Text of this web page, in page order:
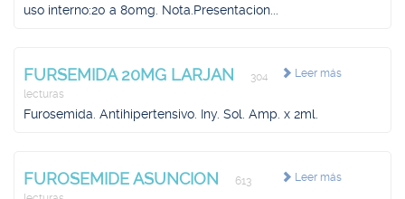
uso interno:20 a 80mg. Nota.Presentacion...
Leer más
FURSEMIDA 20MG LARJAN
304
lecturas
Furosemida. Antihipertensivo. Iny. Sol. Amp. x 2ml.
Leer más
FUROSEMIDE ASUNCION
613